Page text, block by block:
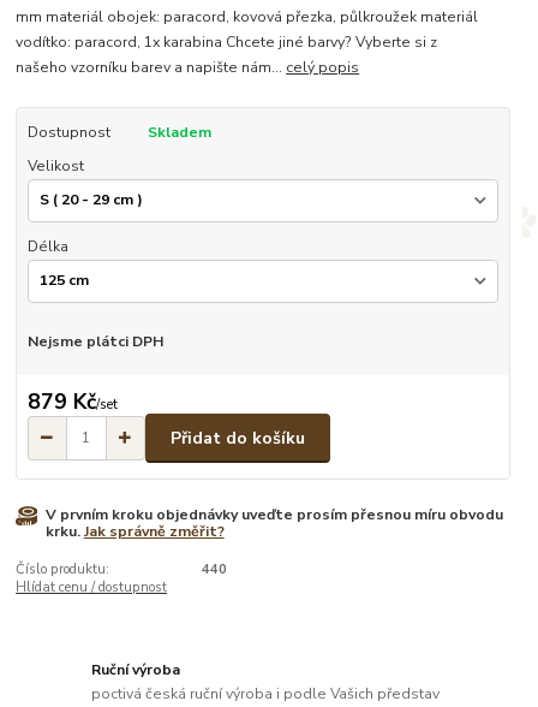
mm materiál obojek: paracord, kovová přezka, půlkroužek materiál
vodítko: paracord, 1x karabina Chcete jiné barvy? Vyberte si z
našeho vzorníku barev a napište nám... celý popis
Dostupnost
Skladem
Velikost
Délka
Nejsme plátci DPH
879 Kč/set
Přidat do košíku
V prvním kroku objednávky uveďte prosím přesnou míru obvodu
krku.Jak správně změřit?
Číslo produktu:
440
Hlídat cenu / dostupnost
Ruční výroba
poctivá česká ruční výroba i podle Vašich představ